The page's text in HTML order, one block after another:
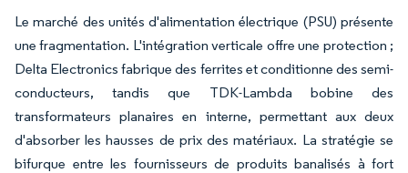
Le marché des unités d'alimentation électrique (PSU) présente
une fragmentation. L'intégration verticale offre une protection ;
Delta Electronics fabrique des ferrites et conditionne des semi-
conducteurs, tandis que TDK-Lambda bobine des
transformateurs planaires en interne, permettant aux deux
d'absorber les hausses de prix des matériaux. La stratégie se
bifurque entre les fournisseurs de produits banalisés à fort